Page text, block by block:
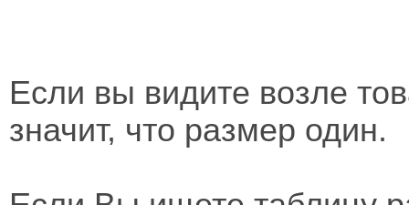
Если вы видите возле
значит, что размер один.